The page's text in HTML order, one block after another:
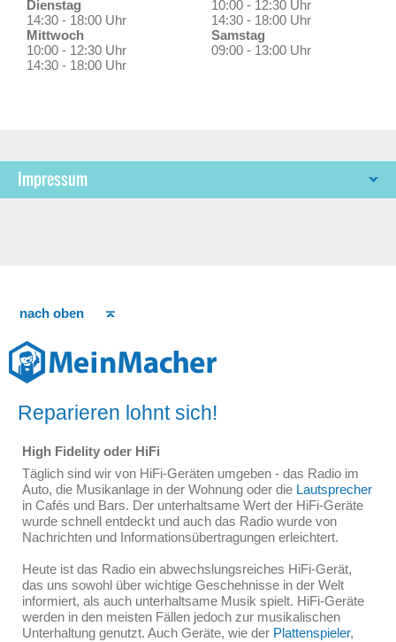
Dienstag
14:30 - 18:00 Uhr
Mittwoch
10:00 - 12:30 Uhr
14:30 - 18:00 Uhr
10:00 - 12:30 Uhr
14:30 - 18:00 Uhr
Samstag
09:00 - 13:00 Uhr
Impressum
nach oben
Reparieren lohnt sich!
High Fidelity oder HiFi
Täglich sind wir von HiFi-Geräten umgeben - das Radio im
Auto, die Musikanlage in der Wohnung oder die Lautsprecher
in Cafés und Bars. Der unterhaltsame Wert der HiFi-Geräte
wurde schnell entdeckt und auch das Radio wurde von
Nachrichten und Informationsübertragungen erleichtert.
Heute ist das Radio ein abwechslungsreiches HiFi-Gerät,
das uns sowohl über wichtige Geschehnisse in der Welt
informiert, als auch unterhaltsame Musik spielt. HiFi-Geräte
werden in den meisten Fällen jedoch zur musikalischen
Unterhaltung genutzt. Auch Geräte, wie der Plattenspieler,